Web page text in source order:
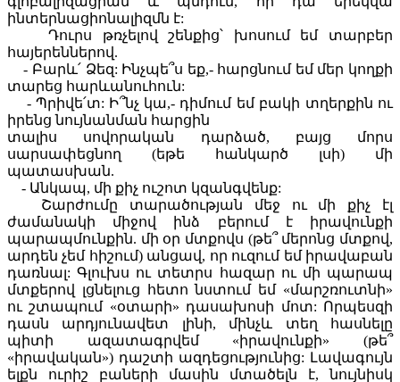
ինտերնացիոնալիզմն է:
Դուրս թռչելով շենքից՝ խոսում եմ տարբեր
հայերեններով.
- Բարև՛ Ձեզ: Ինչպե՞ս եք,- հարցնում եմ մեր կողքի
տարեց հարևանուհուն:
- Պրիվե՛տ: Ի՞նչ կա,- դիմում եմ բակի տղերքին ու
իրենց նույնանման հարցին
տալիս սովորական դարձած, բայց մորս
սարսափեցնող (եթե հանկարծ լսի) մի
պատասխան.
- Անկապ, մի քիչ ուշոտ կզանգվենք:
Շարժումը տարածության մեջ ու մի քիչ էլ
ժամանակի միջով ինձ բերում է իրավունքի
պարապմունքին. մի օր մտքովս (թե՞ մերոնց մտքով,
արդեն չեմ հիշում) անցավ, որ ուզում եմ իրավաբան
դառնալ: Գլուխս ու տետրս հազար ու մի պարապ
մտքերով լցնելուց հետո նստում եմ «մարշռուտնի»
ու շտապում «օտարի» դասախոսի մոտ: Որպեսզի
դասն արդյունավետ լինի, մինչև տեղ հասնելը
պիտի ազատագրվեմ «իրավունքի» (թե՞
«իրավական») դաշտի ազդեցությունից: Լավագույն
ելքն ուրիշ բաների մասին մտածելն է, նույնիսկ